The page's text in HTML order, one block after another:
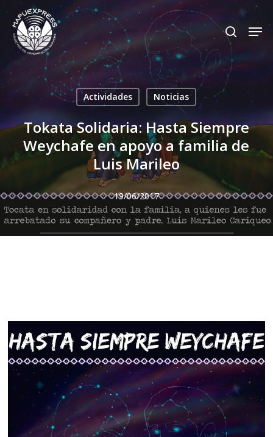
Skip
main
content
search
Actividades Noticias
Tokata Solidaria: Hasta Siempre
Weychafe en apoyo a familia de
Luis Marileo
19/06/2017
Close